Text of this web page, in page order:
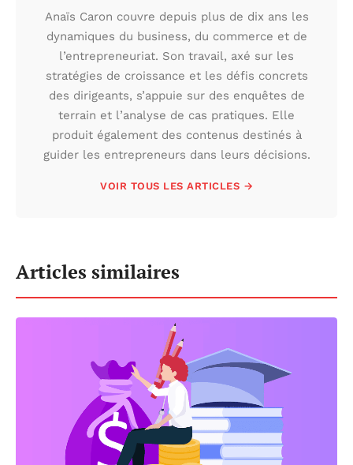
Anaïs Caron couvre depuis plus de dix ans les
dynamiques du business, du commerce et de
l’entrepreneuriat. Son travail, axé sur les
stratégies de croissance et les défis concrets
des dirigeants, s’appuie sur des enquêtes de
terrain et l’analyse de cas pratiques. Elle
produit également des contenus destinés à
guider les entrepreneurs dans leurs décisions.
VOIR TOUS LES ARTICLES →
Articles similaires